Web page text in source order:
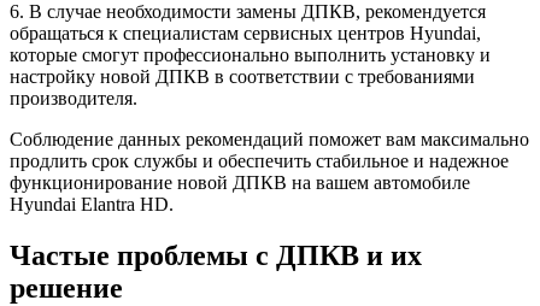
6. В случае необходимости замены ДПКВ, рекомендуется
обращаться к специалистам сервисных центров Hyundai,
которые смогут профессионально выполнить установку и
настройку новой ДПКВ в соответствии с требованиями
производителя.
Соблюдение данных рекомендаций поможет вам максимально
продлить срок службы и обеспечить стабильное и надежное
функционирование новой ДПКВ на вашем автомобиле
Hyundai Elantra HD.
Частые проблемы с ДПКВ и их
решение